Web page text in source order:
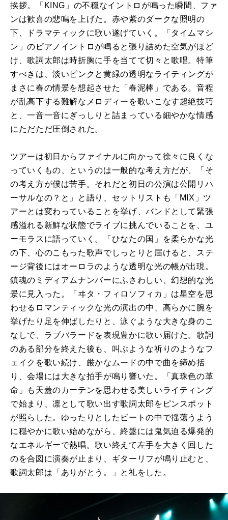
挨拶。「KING」の不穏なイントロが鳴った瞬間、ファ
ンは歓喜の悲鳴を上げた。赤や紫のダークな照明の
下、ドラマティックに歌い遂げていく。「タイムマシ
ン」のピアノイントロが鳴ると張り詰めた空気がほど
け、歌詞太郎は時折胸に手を当てて切々と歌唱。特筆
すべきは、淡いピンクと黄緑の透明なライティングが
まさに春の情景を想起させた「春泥棒」である。音程
が乱高下する難解なメロディーを歌いこなす超絶技巧
と、一音一音にぎっしりと詰まっている細やかな情感
にただただ圧倒された。
ツアーは初日からファイナルに向かって徐々に良くな
っていくもの、というのは一般的な考え方だが、「そ
の考え方が僕は苦手。それだと初日の公演は公開リハ
ーサルなの？と」と語り、セットリストも「MIX」ツ
アーとは変わっていることを挙げ、バンドとして緊張
感溢れる新鮮な状態でライブに挑んでいることを、ユ
ーモラスに語っていく。「ひなたの国」を柔らかな光
の下、心のこもった歌声でしっとりと届けると、ステ
ージ背後にはオーロラのような透明な光の帳が出現。
鎮魂のミディアムナンバーにふさわしい、幻想的な光
景に見入った。「ヰタ・フィロソフィカ」は星空を思
わせるロマンティックな光の演出の中、高らかに腕を
挙げたり足を伸ばしたりと、泳ぐような大きな身のこ
なしで、ラブバラードを表現豊かに歌い届けた。歌詞
のある部分を終えた後も、叫ぶような祈りのようなフ
ェイクを歌い続け、厳かなムードの中で曲を締め括
り、会場には大きな拍手が鳴り響いた。「真珠色の革
命」も天蓋のカーテンを思わせる美しいライティング
で始まり、凛として歌い出す歌詞太郎をピンスポット
が照らした。ゆったりとしたビートの中で揺蕩うよう
に穏やかに歌い始めながら、終盤には鬼気迫る爆発的
なエネルギーで熱唱。歌い終えて左手を大きく回した
のを合図に演奏が止まり、ギターリフが鳴り止むと、
歌詞太郎は「ありがとう。」と礼をした。